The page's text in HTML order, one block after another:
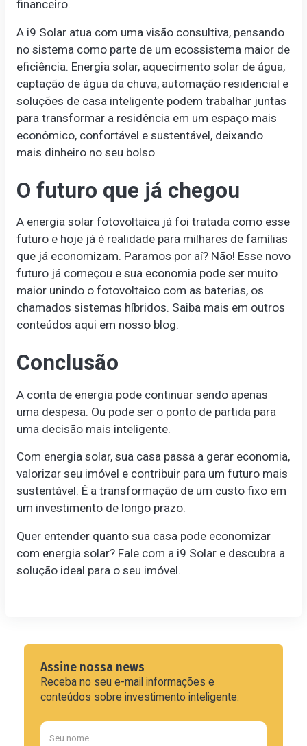
financeiro.
A i9 Solar atua com uma visão consultiva, pensando
no sistema como parte de um ecossistema maior de
eficiência. Energia solar, aquecimento solar de água,
captação de água da chuva, automação residencial e
soluções de casa inteligente podem trabalhar juntas
para transformar a residência em um espaço mais
econômico, confortável e sustentável, deixando
mais dinheiro no seu bolso
O futuro que já chegou
A energia solar fotovoltaica já foi tratada como esse
futuro e hoje já é realidade para milhares de famílias
que já economizam. Paramos por aí? Não! Esse novo
futuro já começou e sua economia pode ser muito
maior unindo o fotovoltaico com as baterias, os
chamados sistemas híbridos. Saiba mais em outros
conteúdos aqui em nosso blog.
Conclusão
A conta de energia pode continuar sendo apenas
uma despesa. Ou pode ser o ponto de partida para
uma decisão mais inteligente.
Com energia solar, sua casa passa a gerar economia,
valorizar seu imóvel e contribuir para um futuro mais
sustentável. É a transformação de um custo fixo em
um investimento de longo prazo.
Quer entender quanto sua casa pode economizar
com energia solar? Fale com a i9 Solar e descubra a
solução ideal para o seu imóvel.
Assine nossa news
Receba no seu e-mail informações e
conteúdos sobre investimento inteligente.